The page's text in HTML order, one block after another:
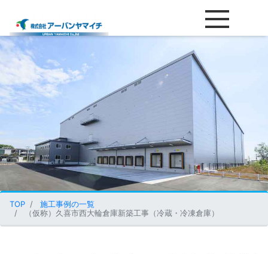
（仮称）久喜市西大輪倉庫新
TOP
施工事例の一覧
（仮称）久喜市西大輪倉庫新築工事（冷蔵・冷凍倉庫）